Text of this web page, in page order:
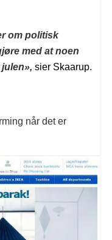
om politisk
med at noen
sier Skaarup.
når det er